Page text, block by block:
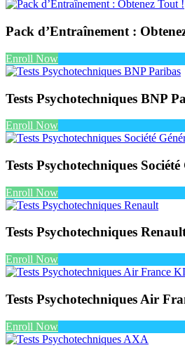
Pack d’Entraînement :
Enroll Now
Tests Psychotechniques BNP
Enroll Now
Tests Psychotechniques Société
Enroll Now
Tests Psychotechniques
Enroll Now
Tests Psychotechniques Air
Enroll Now